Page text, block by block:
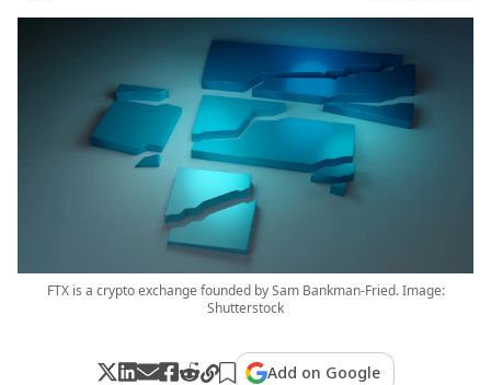
FTX is a crypto exchange founded by Sam Bankman-Fried. Image:
Shutterstock
Add on Google